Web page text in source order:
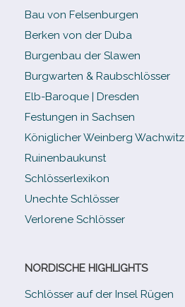
Bau von Felsenburgen
Berken von der Duba
Burgenbau der Slawen
Burgwarten & Raubschlösser
Elb-​Baroque | Dresden
Festungen in Sachsen
Königlicher Weinberg Wachwitz
Ruinenbaukunst
Schlösserlexikon
Unechte Schlösser
Verlorene Schlösser
NORDISCHE HIGHLIGHTS
Schlösser auf der Insel Rügen